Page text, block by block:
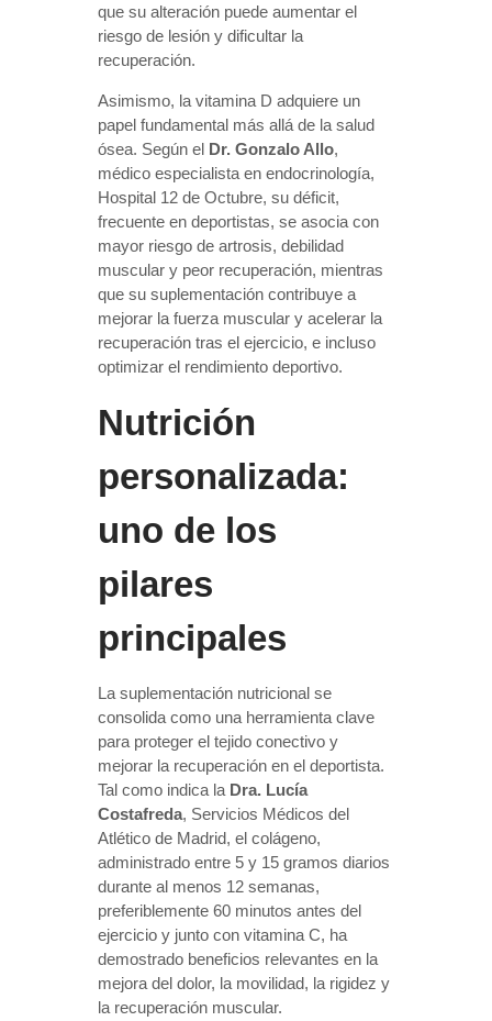
que su alteración puede aumentar el
riesgo de lesión y dificultar la
recuperación.
Asimismo, la vitamina D adquiere un
papel fundamental más allá de la salud
ósea. Según el Dr. Gonzalo Allo,
médico especialista en endocrinología,
Hospital 12 de Octubre, su déficit,
frecuente en deportistas, se asocia con
mayor riesgo de artrosis, debilidad
muscular y peor recuperación, mientras
que su suplementación contribuye a
mejorar la fuerza muscular y acelerar la
recuperación tras el ejercicio, e incluso
optimizar el rendimiento deportivo.
Nutrición
personalizada:
uno de los
pilares
principales
La suplementación nutricional se
consolida como una herramienta clave
para proteger el tejido conectivo y
mejorar la recuperación en el deportista.
Tal como indica la Dra. Lucía
Costafreda, Servicios Médicos del
Atlético de Madrid, el colágeno,
administrado entre 5 y 15 gramos diarios
durante al menos 12 semanas,
preferiblemente 60 minutos antes del
ejercicio y junto con vitamina C, ha
demostrado beneficios relevantes en la
mejora del dolor, la movilidad, la rigidez y
la recuperación muscular.